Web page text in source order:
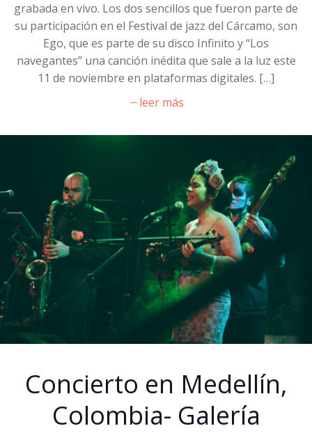
grabada en vivo. Los dos sencillos que fueron parte de
su participación en el Festival de jazz del Cárcamo, son
Ego, que es parte de su disco Infinito y “Los
navegantes” una canción inédita que sale a la luz este
11 de noviembre en plataformas digitales. […]
leer más
Concierto en Medellín,
Colombia- Galería